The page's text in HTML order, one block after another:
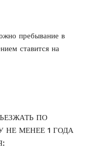
пребывание в
ставится на
ПО
НЕ МЕНЕЕ 1 ГОДА